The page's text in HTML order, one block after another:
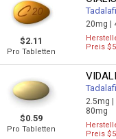
$2.11
Pro Tabletten
Tadalafil
20mg |
Preis
$0.59
Pro Tabletten
Tadalafil
2.5mg |
80mg
Preis